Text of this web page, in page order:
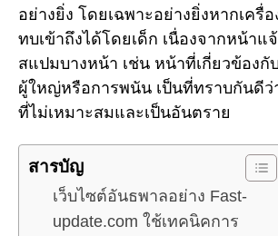
อย่างยิ่ง โดยเฉพาะอย่างยิ่งหากเครื่
ทบเข้าถึงได้โดยเด็ก เนื่องจากหน้าแ
สแปมบางหน้า เช่น หน้าที่เกี่ยวข้องกั
ผู้ใหญ่หรือการพนัน เป็นที่ทราบกันดีว่
ที่ไม่เหมาะสมและเป็นอันตราย
สารบัญ
เว็บไซต์อันธพาลอย่าง Fast-
update.com ใช้เทคนิคการ